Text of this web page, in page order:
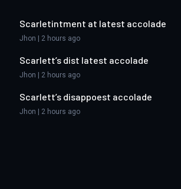
Scarletintment at latest accolade
Jhon | 2 hours ago
Scarlett’s dist latest accolade
Jhon | 2 hours ago
Scarlett’s disappoest accolade
Jhon | 2 hours ago